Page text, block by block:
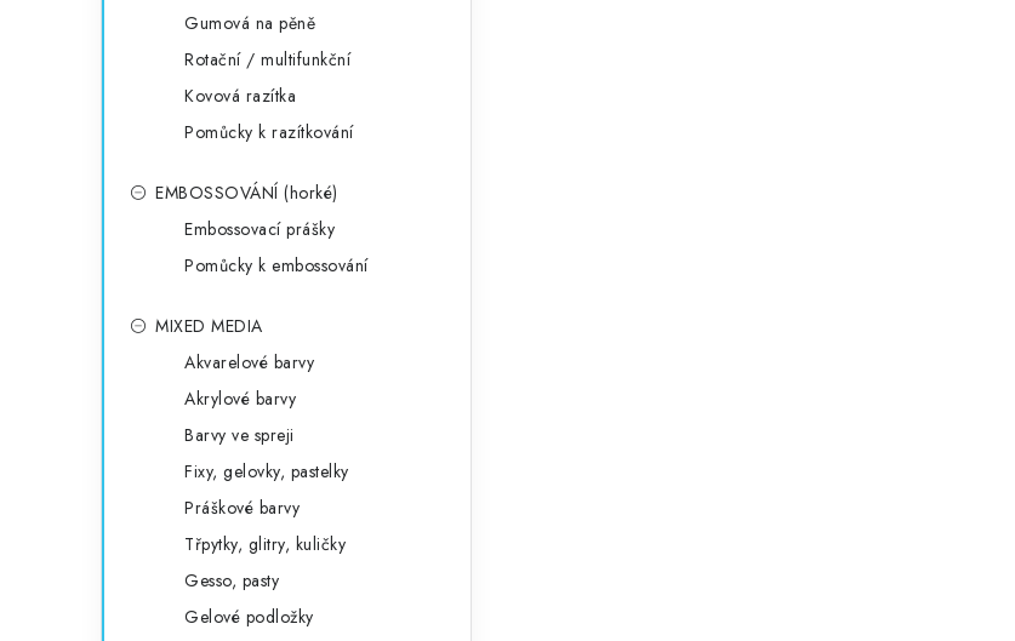
Gumová na pěně
Rotační / multifunkční
Kovová razítka
Pomůcky k razítkování
EMBOSSOVÁNÍ (horké)
Embossovací prášky
Pomůcky k embossování
MIXED MEDIA
Akvarelové barvy
Akrylové barvy
Barvy ve spreji
Fixy, gelovky, pastelky
Práškové barvy
Třpytky, glitry, kuličky
Gesso, pasty
Gelové podložky